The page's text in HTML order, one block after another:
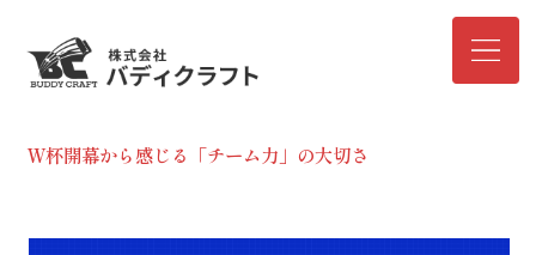
W杯開幕から感じる「チーム力」の大切さ